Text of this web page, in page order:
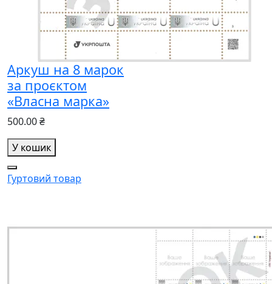
Аркуш на 8 марок
за проєктом
«Власна марка»
500.00 ₴
У кошик
Гуртовий товар